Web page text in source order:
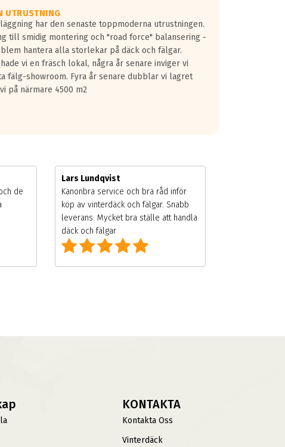
UTRUSTNING
har den senaste toppmoderna utrustningen.
till smidig montering och "road force" balansering -
hantera alla storlekar på däck och fälgar.
vi en fräsch lokal, några år senare inviger vi
fälg-showroom. Fyra år senare dubblar vi lagret
på närmare 4500 m2
de
Lars Lundqvist
Kanonbra service och bra råd inför
köp av vinterdäck och fälgar. Snabb
leverans. Mycket bra ställe att handla
däck och fälgar
KONTAKTA
Kontakta Oss
Vinterdäck